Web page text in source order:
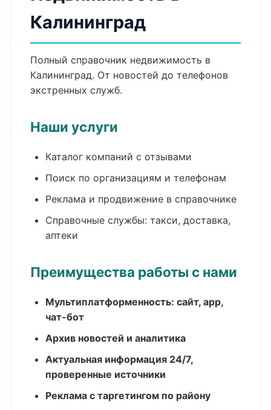
Калининград
Полный справочник недвижимость в
Калининград. От новостей до телефонов
экстренных служб.
Наши услуги
Каталог компаний с отзывами
Поиск по организациям и телефонам
Реклама и продвижение в справочнике
Справочные службы: такси, доставка,
аптеки
Преимущества работы с нами
Мультиплатформенность: сайт, app,
чат-бот
Архив новостей и аналитика
Актуальная информация 24/7,
проверенные источники
Реклама с таргетингом по району